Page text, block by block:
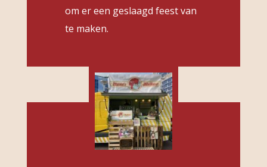
om er een geslaagd feest van
te maken.